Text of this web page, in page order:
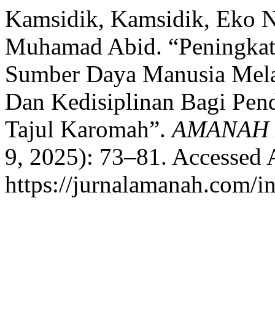
Kamsidik, Kamsidik, Eko
Muhamad Abid.
Sumber Daya Manusia
Dan Kedisiplinan Bagi
Tajul Karomah”.
9, 2025): 73–81. Accessed
https://jurnalamanah.com/